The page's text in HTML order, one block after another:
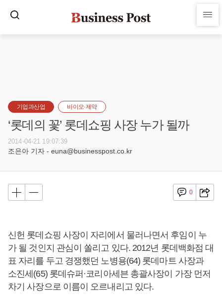
기업과산업 바이오·제약
‘롯데의 꽃’ 롯데쇼핑 사장 누가 될까
2014-04-21 19:07:39
조은아 기자 - euna@businesspost.co.kr
0
신헌 롯데쇼핑 사장이 자리에서 물러나면서 후임이 누
가 될 것인지 관심이 쏠리고 있다. 2012년 롯데백화점 대
표 자리를 두고 경쟁했던 노병용(64) 롯데마트 사장과
소진세(65) 롯데슈퍼·코리아세븐 총괄사장이 가장 먼저
차기 사장으로 이름이 오르내리고 있다.